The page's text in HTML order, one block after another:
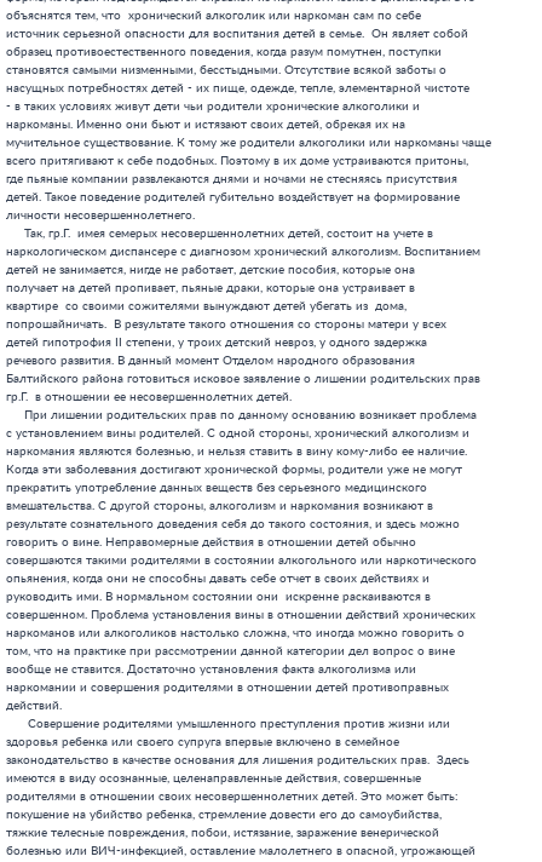
которые она
получает на детей пропивает, пьяные драки, которые она устраивает в
квартире  со своими сожителями вынуждают детей убегать из  дома,
попрошайничать.  В результате такого отношения со стороны матери у всех
детей гипотрофия II степени, у троих детский невроз, у одного задержка
речевого развития. В данный момент Отделом народного образования
Балтийского района готовиться исковое заявление о лишении родительских прав
гр.Г.  в отношении ее несовершеннолетних детей.
     При лишении родительских прав по данному основанию возникает проблема
с установлением вины родителей. С одной стороны, хронический алкоголизм и
наркомания являются болезнью, и нельзя ставить в вину кому-либо ее наличие.
Когда эти заболевания достигают хронической формы, родители уже не могут
прекратить употребление данных веществ без серьезного медицинского
вмешательства. С другой стороны, алкоголизм и наркомания возникают в
результате сознательного доведения себя до такого состояния, и здесь можно
говорить о вине. Неправомерные действия в отношении детей обычно
совершаются такими родителями в состоянии алкогольного или наркотического
опьянения, когда они не способны давать себе отчет в своих действиях и
руководить ими. В нормальном состоянии они  искренне раскаиваются в
совершенном. Проблема установления вины в отношении действий хронических
наркоманов или алкоголиков настолько сложна, что иногда можно говорить о
том, что на практике при рассмотрении данной категории дел вопрос о вине
вообще не ставится. Достаточно установления факта алкоголизма или
наркомании и совершения родителями в отношении детей противоправных
действий.
      Совершение родителями умышленного преступления против жизни или
здоровья ребенка или своего супруга впервые включено в семейное
законодательство в качестве основания для лишения родительских прав.  Здесь
имеются в виду осознанные, целенаправленные действия, совершенные
родителями в отношении своих несовершеннолетних детей. Это может быть:
покушение на убийство ребенка, стремление довести его до самоубийства,
тяжкие телесные повреждения, побои, истязание, заражение венерической
болезнью или ВИЧ-инфекцией, оставление малолетнего в опасной, угрожающей
его жизни обстановке и т.п. Любое из перечисленных преступлений,
совершенное родителем, относится к числу тяжких, общественно опасных,
противных человеческой природе преступлений. Поэтому совершившее его лицо
заслуживает не только наказания, предусмотренного УК, но и семейно-правовой
ответственности в виде лишения родительских прав.
    Факт совершения преступления устанавливается приговором суда по
уголовному делу, однако, лишение родительских прав не может быть
произведено в уголовном процессе. Это связанно с тем, что российское
уголовное законодательство не содержит такого вида уголовного наказания,
как лишение родительских прав. Дело о лишении родительских прав
рассматривается отдельно в порядке гражданского судопроизводства.
Существует мнение, которого придерживаются, как правило, работники
прокуратуры, что вопрос о лишении родительских прав  должен
решаться  при рассмотрении судом уголовного дела.[11] Если суд
рассматривает в уголовном процессе иски о возмещении причиненного
преступником материального ущерба, то почему в таком же порядке не решать
вопрос о лишении подсудимого родительских прав. Следовательно, необходимо
внести в Уголовный кодекс норму, предусматривающую для родителей,
совершивших преступление против своих детей, дополнительную меру наказания
- лишение родительских прав. Противники этого предложения считают, что это
будет затруднять уголовный процесс т.к. будут требовать большой
дополнительной подготовки, вызова в судебное заседание свидетелей,
представителей органов местного управления.[12]
      На мой взгляд, никакого рода трудности возникать не должны, т.к.
совершение умышленного преступления против жизни или здоровья своего
ребенка  является самостоятельным основанием для лишения родительских прав
и достаточно приговора суда по этому преступлению, чтобы вопрос о лишении
родительских прав поставить в этом же производстве.  И необходимые в других
случаях заключения органа опеки и попечительства о целесообразности лишения
родительских прав, акты обследования жилищно-бытовых условий в данных делах
по существу ничего не изменят и существенного значения иметь не должны.
    Необходимо, чтобы приговором суда был установлен только сам факт
совершения родителем умышленного преступления; при этом присужден родитель
к отбыванию уголовного наказания или исполнение отсрочено, заменено
условным или он освобожден от него в порядке амнистии или помилования -
значение не имеет. При совершении родителем преступления против жизни или
здоровья ребенка его действия подпадают под признаки жестокого обращения
или злоупотребления родительскими правами. Однако, при наличии приговора
суда никакое дальнейшее исследование обстоятельств  дела не требуется,
поскольку в данном случае злоупотребление родительскими правами достигло
столь опасной степени, что было квалифицированно как уголовное
преступление. Так, 18.11.99г. Пузыревская Г.Д. судебной Коллегией  по
уголовным делам Калининградского областного суда была осуждена по п.п. в, д
ч.2 ст. 105 УК РФ на 12 лет лишения свободы за   умышленное убийство своего
малолетнего сына, совершенного с особой жестокостью.[13] Из материалов
уголовного дела следует, что придя домой в состоянии алкогольного опьянения
Пузыревская обнаружила, что ее двухлетний сын разбил три куриных яйца, этот
факт вывел ее из себя. «Она подошла к ребенку и несколько раз ударила его
по лицу. Потом схватила его за шиворот и со всей силой швырнула к двери,
малыш ударился о высокий порог. На этом экзекуция не закончилась. Подняв
сына как котенка, мать бросила его еще раз. Малыш лежал с запрокинутой
головой, из ран сочилась кровь. Тогда женщина стала месить беззащитное
тельце ногами. Бездыханное тело мать положила на ночь в кладовку. На утро
пульс не прощупывался, тогда мать решила уйти из квартиры. Вернулась она
через трое суток, почувствовав, что труп начал разлагаться, она решила
вынести его из квартиры и похоронить. На улице подозрительную женщину с
мешком на плече заметил проходящий мимо сотрудник милиции, который и
обнаружил труп малыша».2 Пузыревская является матерью еще четырех
несовершеннолетних детей, младшая из которых родилась в следственном
изоляторе, где находилась Пузыревская во время предварительного следствия.
В данный момент отдел образования Балтийского района г.Калининграда готовит
исковое заявление о лишении родительских прав в отношении всех ее
несовершеннолетних детей.
    Лишение родительских прав возможно, только если преступление было
совершенно умышленно, при этом форма умысла (прямой или косвенный) значения
не имеет. Неосторожное преступление само по себе не является основанием для
лишения родительских прав.
    Совершение родителем умышленного преступления против жизни или здоровья
своего супруга прежде всего предполагает случаи, когда такое преступление
совершается против другого родителя ребенка. Ранее данная ситуация не была
урегулирована законом. Родитель, причинивший тяжкие телесные повреждения
или виновный в убийстве отца или матери ребенка, после отбывания наказания
мог по-прежнему осуществлять родительские права в отношении ребенка. Так,
С. после отбытия наказания за убийство своей жены  вернулся домой и стал
«заниматься воспитанием» своей несовершеннолетней дочери, в связи с
возникшей угрозой жизни и здоровью девочка была изъята из семьи и
направлена в детский городской приют. И только после того как С. был
осужден по ст.156 УК РФ, по иску отдела образования был лишен родительских
прав.
      Жестокость в отношении супруга, несмотря на то, что это часто
травмировало ребенка не меньше, чем жестокость в отношении него самого, не
являлось основанием для лишения родительских прав, поскольку формально не
была направлена против ребенка. Поэтому в действующем Семейном Кодексе
совершение родителем умышленного преступления  против своего супруга
рассматривается как самостоятельное основание для лишения родительских
прав.
    На практике лишение родительских прав чаще всего производиться при
наличии сразу нескольких оснований. Обычно все правонарушения совершаются
на фоне злоупотребления алкоголем, а в последние годы все чаще и
наркотическими веществами. Однако родители далеко не всегда являются при
этом хроническими алкоголиками или наркоманами. Систематически находясь в
состоянии опьянения, они не способны осуществлять свои родительские права
надлежащим образом, дети оказываются без надзора. Использование большей
части семейного бюджета на приобретение спиртных напитков или наркотических
веществ  приводит к тому, что дети не получают самого необходимого. В
пьяном виде родители допускают в отношении детей жестокое обращение и
посягательства на половую неприкосновенность. Таким образом, имеет место
одновременно уклонение от выполнения родительских обязанностей и
злоупотребление родительскими правами. Особенно тяжелым оказывается
положение ребенка, когда таким образом ведут себя оба родителя или одинокая
мать, воспитывающая ребенка. Нередки случаи, когда дети живут в настоящем
притоне, каждая минута пребывания в котором  представляет для них
опасность.
    Каждое из названных в ст. 69 СК РФ оснований лишения родительских прав
предполагает  существования либо постоянного непосредственного контакта
родителей с детьми, либо представляет угрозу для несовершеннолетнего само
по себе. Так, родитель, который уклоняется от выполнения родительских
обязанностей, вовсе не обязательно должен проживать совместно с ребенком, а
злоупотребление родительским правом,  напротив, невозможно без
непосредственного с ним контакта. Это касается и жестокого обращения с
ребенком. Что же касается хронического алкоголизма, наркомании, то здесь
проживание с ребенком не обязательно. Вот почему могут быть лишены
родительских прав по этому основанию граждане, чьи дети находятся в детских
воспитательных учреждениях.
    С каким бы основанием лишения родительски